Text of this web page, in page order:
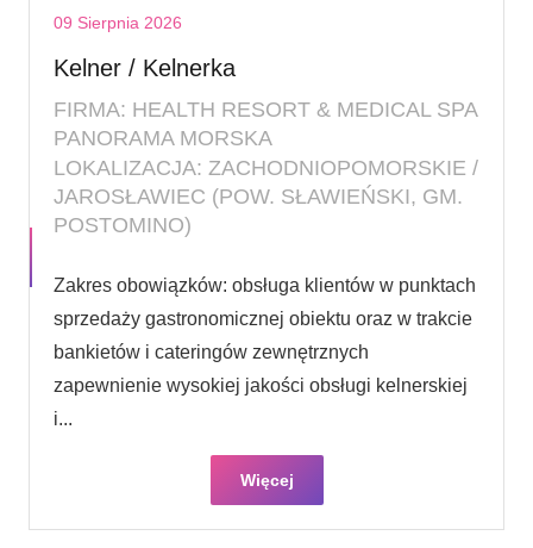
09 Sierpnia 2026
Kelner / Kelnerka
FIRMA: HEALTH RESORT & MEDICAL SPA
PANORAMA MORSKA
LOKALIZACJA: ZACHODNIOPOMORSKIE /
JAROSŁAWIEC (POW. SŁAWIEŃSKI, GM.
POSTOMINO)
Zakres obowiązków: obsługa klientów w punktach
sprzedaży gastronomicznej obiektu oraz w trakcie
bankietów i cateringów zewnętrznych
zapewnienie wysokiej jakości obsługi kelnerskiej
i...
Więcej